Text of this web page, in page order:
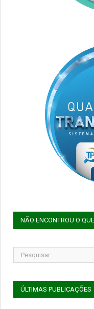
NÃO ENCONTROU O
ÚLTIMAS PUBLICAÇÕES